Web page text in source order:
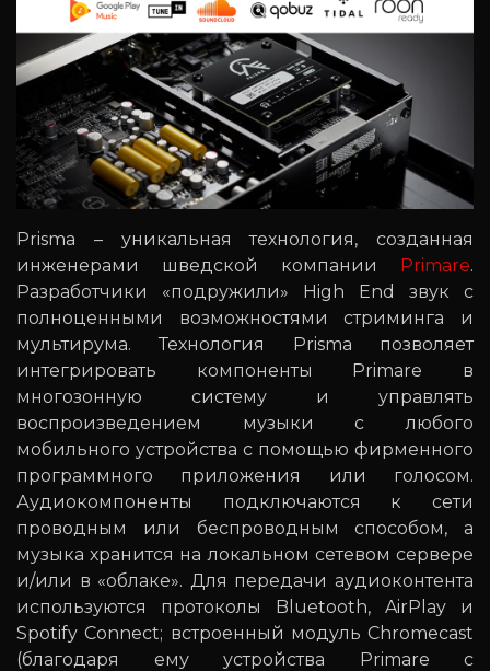
Prisma – уникальная технология, созданная
инженерами шведской компании Primare.
Разработчики «подружили» High End звук с
полноценными возможностями стриминга и
мультирума. Технология Prisma позволяет
интегрировать компоненты Primare в
многозонную систему и управлять
воспроизведением музыки с любого
мобильного устройства с помощью фирменного
программного приложения или голосом.
Аудиокомпоненты подключаются к сети
проводным или беспроводным способом, а
музыка хранится на локальном сетевом сервере
и/или в «облаке». Для передачи аудиоконтента
используются протоколы Bluetooth, AirPlay и
Spotify Connect; встроенный модуль Chromecast
(благодаря ему устройства Primare с